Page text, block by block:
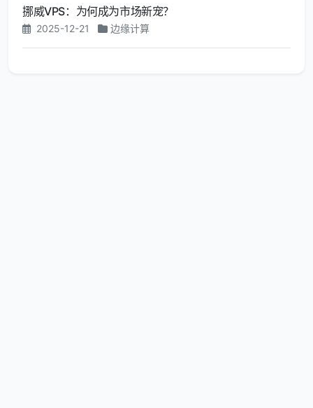
挪威VPS：为何成为市场新宠？
2025-12-21 边缘计算